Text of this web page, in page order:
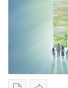
Tuhan!